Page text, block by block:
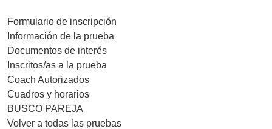
Formulario de inscripción
Información de la prueba
Documentos de interés
Inscritos/as a la prueba
Coach Autorizados
Cuadros y horarios
BUSCO PAREJA
Volver a todas las pruebas